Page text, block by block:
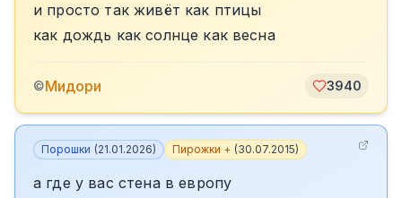
и просто так живёт как птицы
как дождь как солнце как весна
©Мидори 3940
Порошки (21.01.2026) Пирожки + (30.07.2015)
а где у вас стена в европу